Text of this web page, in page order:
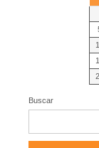
Buscar